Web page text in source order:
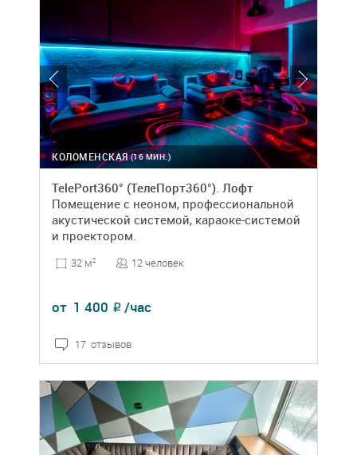
(16 МИН.)
КОЛОМЕНСКАЯ
TelePort360° (ТелеПорт360°). Лофт
Помещение с неоном, профессиональной
акустической системой, караоке-системой
и проектором.
32 м2 12 человек
от 1 400 ₽ /час
17 отзывов